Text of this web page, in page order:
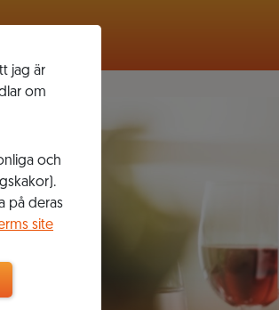
jag är
om
och
på deras
site